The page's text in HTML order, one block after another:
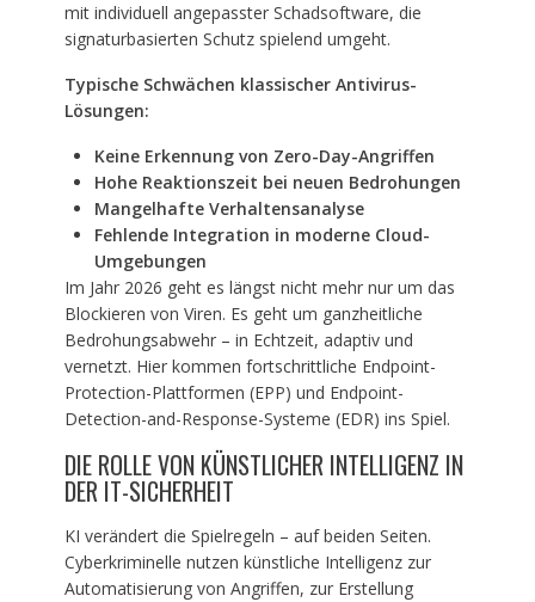
mit individuell angepasster Schadsoftware, die
signaturbasierten Schutz spielend umgeht.
Typische Schwächen klassischer Antivirus-
Lösungen:
Keine Erkennung von Zero-Day-Angriffen
Hohe Reaktionszeit bei neuen Bedrohungen
Mangelhafte Verhaltensanalyse
Fehlende Integration in moderne Cloud-
Umgebungen
Im Jahr 2026 geht es längst nicht mehr nur um das
Blockieren von Viren. Es geht um ganzheitliche
Bedrohungsabwehr – in Echtzeit, adaptiv und
vernetzt. Hier kommen fortschrittliche Endpoint-
Protection-Plattformen (EPP) und Endpoint-
Detection-and-Response-Systeme (EDR) ins Spiel.
DIE ROLLE VON KÜNSTLICHER INTELLIGENZ IN
DER IT-SICHERHEIT
KI verändert die Spielregeln – auf beiden Seiten.
Cyberkriminelle nutzen künstliche Intelligenz zur
Automatisierung von Angriffen, zur Erstellung